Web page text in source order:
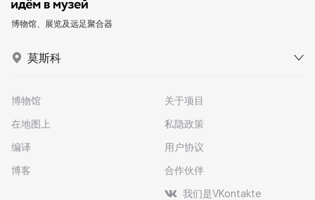
博物馆、展览及远足聚合器
莫斯科
博物馆
在地图上
编译
博客
关于项目
私隐政策
用户协议
合作伙伴
我们是VKontakte